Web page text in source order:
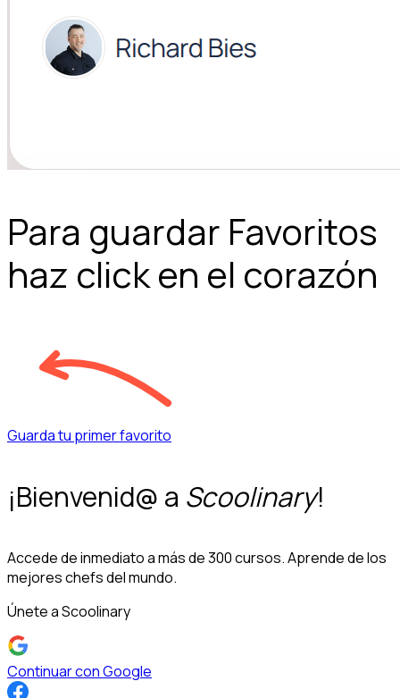
Para guardar Favoritos
haz click en el corazón
Guarda tu primer favorito
¡Bienvenid@ a Scoolinary!
Accede de inmediato a más de 300 cursos. Aprende de los
mejores chefs del mundo.
Únete a Scoolinary
Continuar con Google